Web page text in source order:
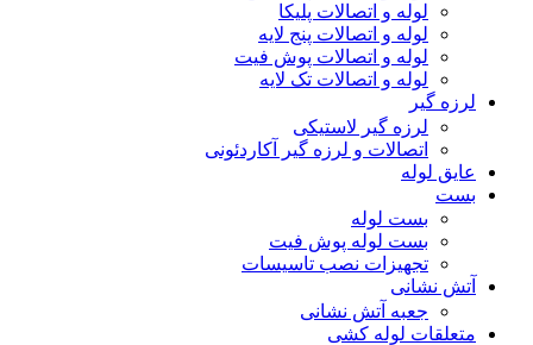
لوله و اتصالات پلیکا
لوله و اتصالات پنج لایه
لوله و اتصالات پوش فیت
لوله و اتصالات تک لایه
لرزه گیر
لرزه گیر لاستیکی
اتصالات و لرزه گیر آکاردئونی
عایق لوله
بست
بست لوله
بست لوله پوش فیت
تجهیزات نصب تاسیسات
آتش نشانی
جعبه آتش نشانی
متعلقات لوله کشی